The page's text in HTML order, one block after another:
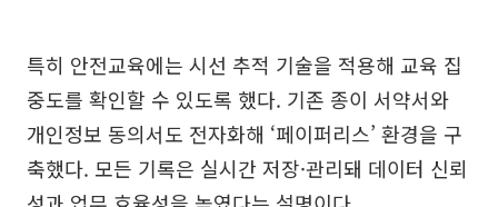
특히 안전교육에는 시선 추적 기술을 적용해 교육 집
중도를 확인할 수 있도록 했다. 기존 종이 서약서와
개인정보 동의서도 전자화해 ‘페이퍼리스’ 환경을 구
축했다. 모든 기록은 실시간 저장·관리돼 데이터 신뢰